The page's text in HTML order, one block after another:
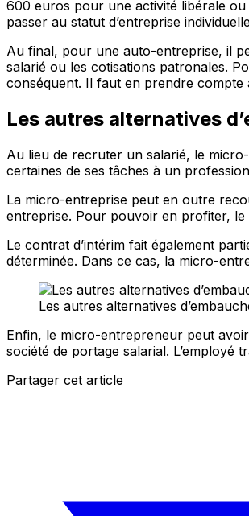
600 euros pour une activité libérale
passer au statut d’entreprise
Au final, pour une auto-entreprise, il
salarié ou les cotisations patronales.
conséquent. Il faut en prendre compte
Les autres alternatives
Au lieu de recruter un salarié, le
certaines de ses tâches à un
La micro-entreprise peut en outre
entreprise. Pour pouvoir en profiter, le
Le contrat d’intérim fait également
déterminée. Dans ce cas, la micro-
Les autres alternatives
Enfin, le micro-entrepreneur peut
société de portage salarial. L’employé
Partager cet article